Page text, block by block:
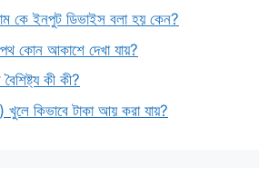
কে ইনপুট ডিভাইস বলা হয় কেন?
কোন আকাশে দেখা যায়?
কী কী?
কিভাবে টাকা আয় করা যায়?